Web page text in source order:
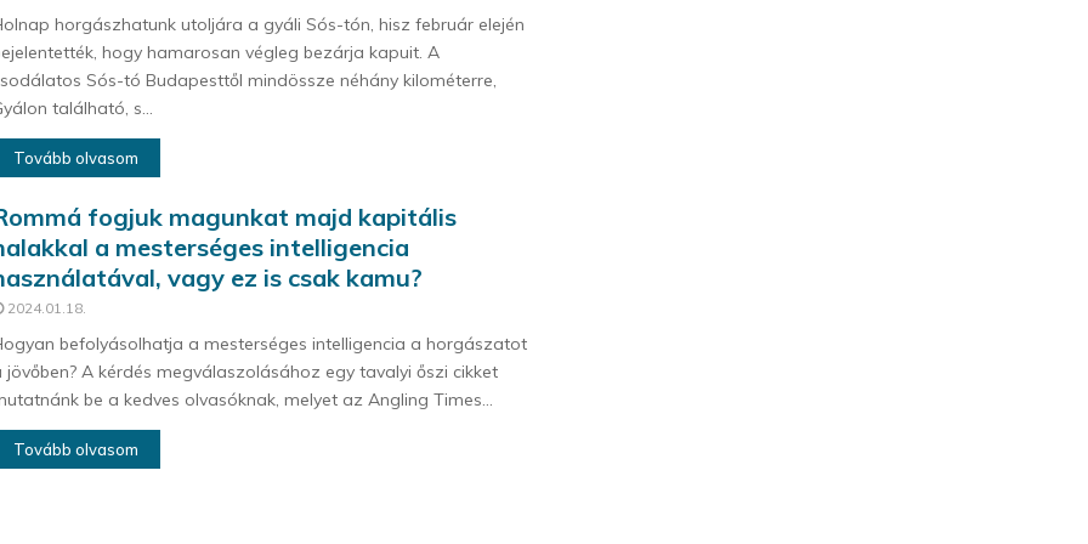
horgászhatunk utoljára a gyáli Sós-tón, hisz február elején
hogy hamarosan végleg bezárja kapuit. A
Sós-tó Budapesttől mindössze néhány kilométerre,
található, s...
Tovább olvasom
fogjuk magunkat majd kapitális
a mesterséges intelligencia
vagy ez is csak kamu?
2024.01.18.
befolyásolhatja a mesterséges intelligencia a horgászatot
jövőben? A kérdés megválaszolásához egy tavalyi őszi cikket
be a kedves olvasóknak, melyet az Angling Times...
Tovább olvasom